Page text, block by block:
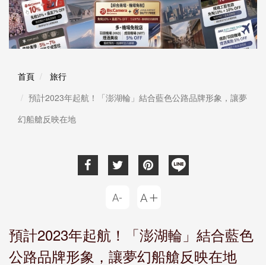
首頁
旅行
預計2023年起航！「澎湖輪」結合藍色公路品牌形象，讓夢
幻船艙反映在地
預計2023年起航！「澎湖輪」結合藍色
公路品牌形象，讓夢幻船艙反映在地